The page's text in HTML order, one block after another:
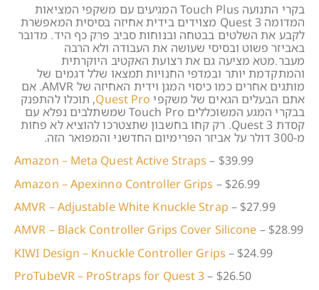
בקרי התנועה Touch Plus המגיעים עם משקפי המציאות
המדומה Quest 3 מצוידים בידית אחיזה בסיסית המאפשרת
לקבע את השלטים בבטחה ובנוחות סביב פרק כף היד. מדובר
באביזר פשוט ובסיסי שעושה את העבודה ולא הרבה
מעבר.מטא מציעה גם את רצועת האקטיב היוקרתית
והמתקדמת יותר ובמדפי החנויות תמצאו שלל דגמים של
מותגים אחרים כמו כיסוי המגן וידית האחיזה של AMVR. אם
אתם הבעלים הגאים של משקפי Quest Pro, תוכלו להתפנק
בבקרי המגע המשוכללים Touch Pro שמשתלבים נפלא עם
קסדת Quest 3. רק קחו בחשבון שתצטרכו להוציא לא פחות
מ-300 דולר על אביזר הפרימיום החדשני והמפואר הזה.
Amazon – Meta Quest Active Straps – $39.99
Amazon – Apexinno Controller Grips – $26.99
AMVR – Adjustable White Knuckle Strap – $27.99
AMVR – Black Controller Grips Cover Silicone – $28.99
KIWI Design – Knuckle Controller Grips – $24.99
ProTubeVR – ProStraps for Quest 3– $26.50